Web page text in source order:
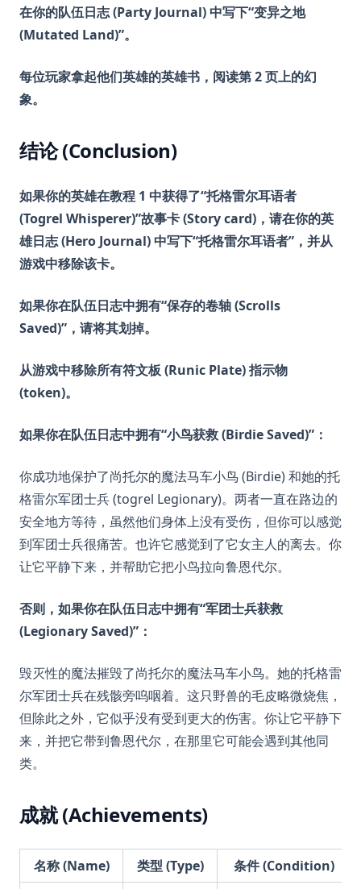
在你的队伍日志 (Party Journal) 中写下“变异之地
(Mutated Land)”。
每位玩家拿起他们英雄的英雄书，阅读第 2 页上的幻
象。
结论 (Conclusion)
如果你的英雄在教程 1 中获得了“托格雷尔耳语者
(Togrel Whisperer)”故事卡 (Story card)，请在你的英
雄日志 (Hero Journal) 中写下“托格雷尔耳语者”，并从
游戏中移除该卡。
如果你在队伍日志中拥有“保存的卷轴 (Scrolls
Saved)”，请将其划掉。
从游戏中移除所有符文板 (Runic Plate) 指示物
(token)。
如果你在队伍日志中拥有“小鸟获救 (Birdie Saved)”：
你成功地保护了尚托尔的魔法马车小鸟 (Birdie) 和她的托
格雷尔军团士兵 (togrel Legionary)。两者一直在路边的
安全地方等待，虽然他们身体上没有受伤，但你可以感觉
到军团士兵很痛苦。也许它感觉到了它女主人的离去。你
让它平静下来，并帮助它把小鸟拉向鲁恩代尔。
否则，如果你在队伍日志中拥有“军团士兵获救
(Legionary Saved)”：
毁灭性的魔法摧毁了尚托尔的魔法马车小鸟。她的托格雷
尔军团士兵在残骸旁呜咽着。这只野兽的毛皮略微烧焦，
但除此之外，它似乎没有受到更大的伤害。你让它平静下
来，并把它带到鲁恩代尔，在那里它可能会遇到其他同
类。
成就 (Achievements)
名称 (Name) 类型 (Type) 条件 (Condition)